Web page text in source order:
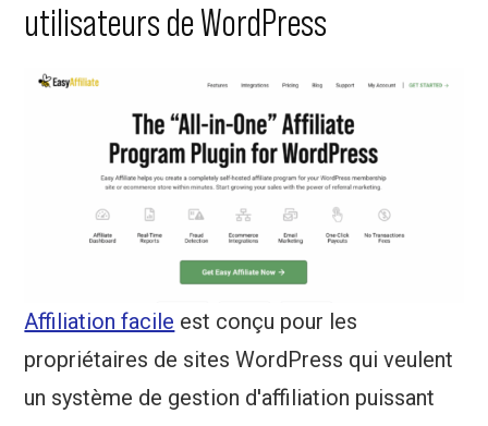
utilisateurs de WordPress
Affiliation facile est conçu pour les
propriétaires de sites WordPress qui veulent
un système de gestion d'affiliation puissant